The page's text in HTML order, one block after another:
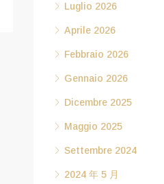
Luglio 2026
Aprile 2026
Febbraio 2026
Gennaio 2026
Dicembre 2025
Maggio 2025
Settembre 2024
2024 年 5 月